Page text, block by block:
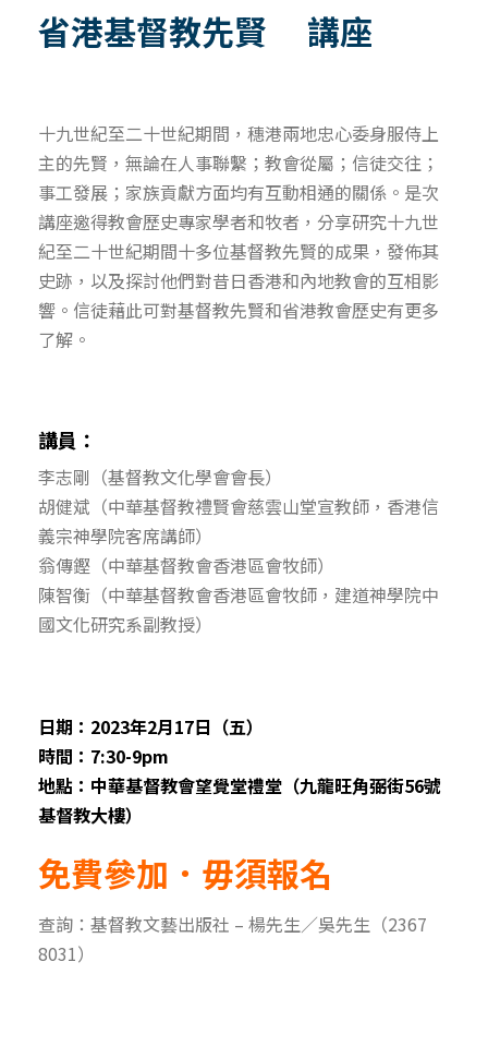
省港基督教先賢 講座
十九世紀至二十世紀期間，穗港兩地忠心委身服侍上
主的先賢，無論在人事聯繫；教會從屬；信徒交往；
事工發展；家族貢獻方面均有互動相通的關係。是次
講座邀得教會歷史專家學者和牧者，分享研究十九世
紀至二十世紀期間十多位基督教先賢的成果，發佈其
史跡，以及探討他們對昔日香港和內地教會的互相影
響。信徒藉此可對基督教先賢和省港教會歷史有更多
了解。
講員：
李志剛（基督教文化學會會長）
胡健斌（中華基督教禮賢會慈雲山堂宣教師，香港信
義宗神學院客席講師）
翁傳鏗（中華基督教會香港區會牧師）
陳智衡（中華基督教會香港區會牧師，建道神學院中
國文化研究系副教授）
日期：2023年2月17日（五）
時間：7:30-9pm
地點：中華基督教會望覺堂禮堂（九龍旺角弼街56號
基督教大樓）
免費參加．毋須報名
查詢：基督教文藝出版社 – 楊先生／吳先生（2367
8031）